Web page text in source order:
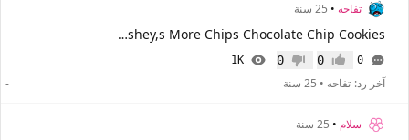
تفاحه • 25 سنة
Hershey,s More Chips Chocolate Chip Cookies
0 إعجاب0 عدم إعجاب
0
1K
آخر رد: تفاحه • 25 سنة -
سلام • 25 سنة